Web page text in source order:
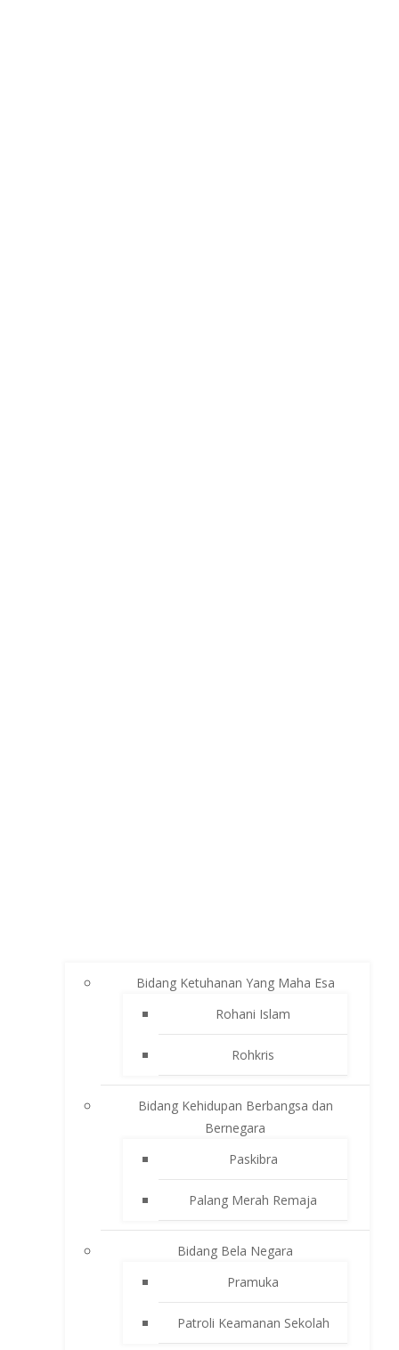
Bidang Ketuhanan Yang Maha Esa
Rohani Islam
Rohkris
Bidang Kehidupan Berbangsa dan
Bernegara
Paskibra
Palang Merah Remaja
Bidang Bela Negara
Pramuka
Patroli Keamanan Sekolah